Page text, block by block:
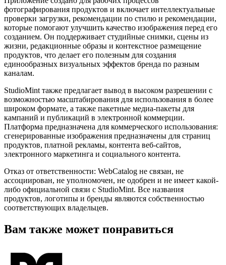
фотографирования продуктов и включает интеллектуальные
проверки загрузки, рекомендации по стилю и рекомендации,
которые помогают улучшить качество изображения перед его
созданием. Он поддерживает студийные снимки, сцены из
жизни, редакционные образы и контекстное размещение
продуктов, что делает его полезным для создания
единообразных визуальных эффектов бренда по разным
каналам.
StudioMint также предлагает вывод в высоком разрешении с
возможностью масштабирования для использования в более
широком формате, а также пакетные медиа-пакеты для
кампаний и публикаций в электронной коммерции.
Платформа предназначена для коммерческого использования:
сгенерированные изображения предназначены для страниц
продуктов, платной рекламы, контента веб-сайтов,
электронного маркетинга и социального контента.
Отказ от ответственности: WebCatalog не связан, не
ассоциирован, не уполномочен, не одобрен и не имеет какой-
либо официальной связи с StudioMint. Все названия
продуктов, логотипы и бренды являются собственностью
соответствующих владельцев.
Вам также может понравиться